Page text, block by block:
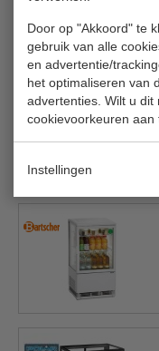
Door op "Akkoord" te
gebruik van alle
en advertentie/
het optimaliseren van
advertenties. Wilt u dit
cookievoorkeuren aan
Instellingen